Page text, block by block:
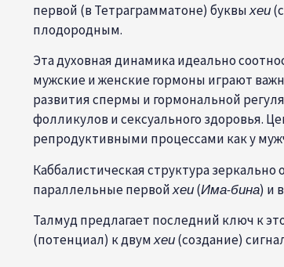
первой (в Тетраграмматоне) буквыхеи
плодородным.
Эта духовная динамика идеально
мужские и женские гормоны играют
развития спермы и гормональной
фолликулов и сексуального здоровья.
репродуктивными процессами как у
Каббалистическая структура
параллельные первойхеи(Има-бина) и
Талмуд предлагает последний ключ к
(потенциал) к двумхеи(создание)